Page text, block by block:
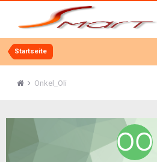
Startseite
Onkel_Oli